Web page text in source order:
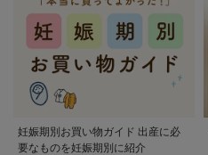
妊娠期別お買い物ガイド 出産に必
要なものを妊娠期別に紹介